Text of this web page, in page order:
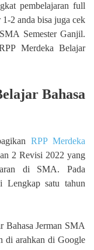
pembelajaran full
1-2 anda bisa juga cek
Semester Ganjil.
Merdeka Belajar
Bahasa
RPP Merdeka
2 Revisi 2022 yang
di SMA. Pada
Lengkap satu tahun
Bahasa Jerman SMA
di arahkan di Google